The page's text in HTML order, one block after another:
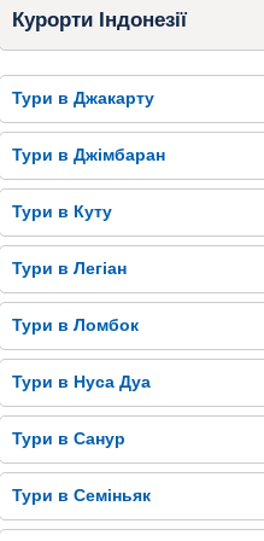
Курорти Індонезії
Тури в Джакарту
Тури в Джімбаран
Тури в Куту
Тури в Легіан
Тури в Ломбок
Тури в Нуса Дуа
Тури в Санур
Тури в Семіньяк